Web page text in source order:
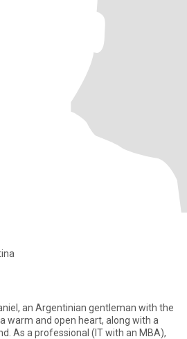
an Argentinian gentleman with the
warm and open heart, along with a